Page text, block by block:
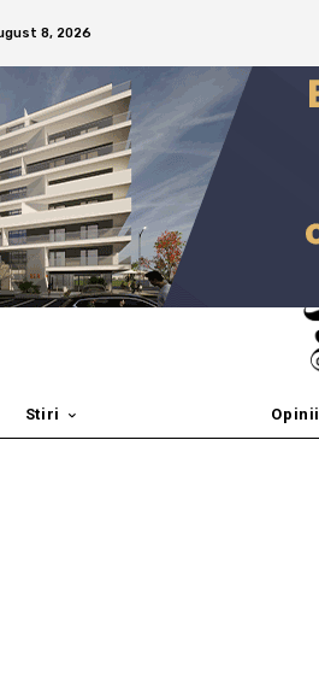
8, 2026
Stiri Opinii